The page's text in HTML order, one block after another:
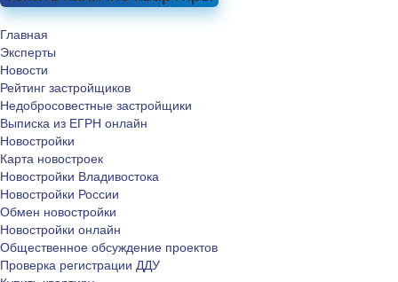
Главная
Эксперты
Новости
Рейтинг застройщиков
Недобросовестные застройщики
Выписка из ЕГРН онлайн
Новостройки
Карта новостроек
Новостройки Владивостока
Новостройки России
Обмен новостройки
Новостройки онлайн
Общественное обсуждение проектов
Проверка регистрации ДДУ